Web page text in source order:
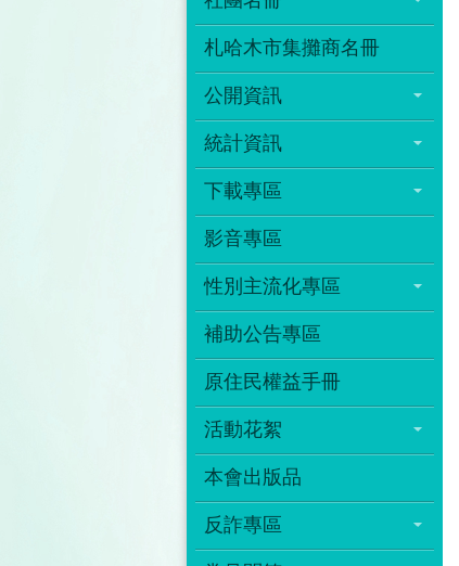
札哈木市集攤商名冊
公開資訊
統計資訊
下載專區
影音專區
性別主流化專區
補助公告專區
原住民權益手冊
活動花絮
本會出版品
反詐專區